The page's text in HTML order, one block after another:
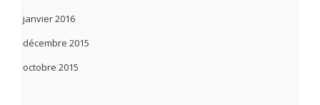
janvier 2016
décembre 2015
octobre 2015